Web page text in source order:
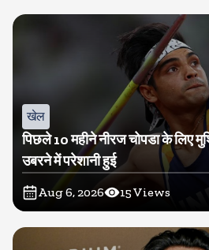
खेल
पिछले 10 महीने नीरज चोपडा के लिए
उबरने में परेशानी हुई
Aug 6, 2026 15Views